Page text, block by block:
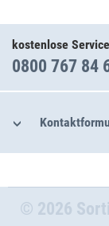
kostenlose
0800 767 84
© 2026